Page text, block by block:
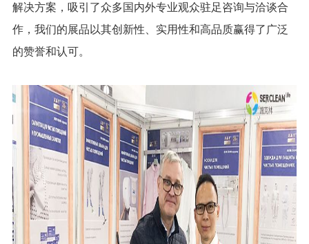
解决方案，吸引了众多国内外专业观众驻足咨询与洽谈合
作，我们的展品以其创新性、实用性和高品质赢得了广泛
的赞誉和认可。